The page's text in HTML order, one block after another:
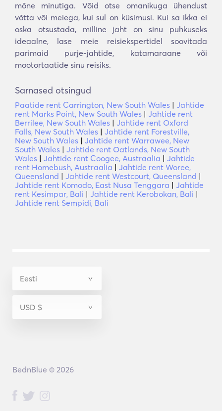
mõne minutiga. Võid otse omanikuga ühendust
võtta või meiega, kui sul on küsimusi. Kui sa ikka ei
oska otsustada, milline jaht on sinu puhkuseks
ideaalne, lase meie reisiekspertidel soovitada
parimaid purje-jahtide, katamaraane või
mootortaatide sinu reisiks.
Sarnased otsingud
Paatide rent Carrington, New South Wales | Jahtide
rent Marks Point, New South Wales | Jahtide rent
Berrilee, New South Wales | Jahtide rent Oxford
Falls, New South Wales | Jahtide rent Forestville,
New South Wales | Jahtide rent Warrawee, New
South Wales | Jahtide rent Oatlands, New South
Wales | Jahtide rent Coogee, Austraalia | Jahtide
rent Homebush, Austraalia | Jahtide rent Woree,
Queensland | Jahtide rent Westcourt, Queensland |
Jahtide rent Komodo, East Nusa Tenggara | Jahtide
rent Kesimpar, Bali | Jahtide rent Kerobokan, Bali |
Jahtide rent Sempidi, Bali
BednBlue © 2026